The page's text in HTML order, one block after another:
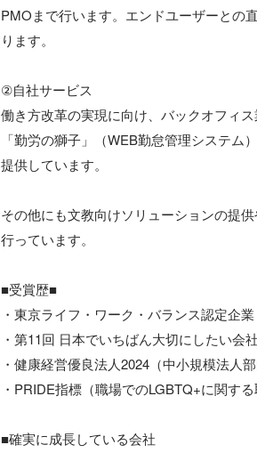
PMOまで行います。エンドユーザーとの
ります。
②自社サービス
働き方改革の実現に向け、バックオフィ
「勤労の獅子」（WEB勤怠管理システ
提供しています。
その他にも文教向けソリューションの提
行っています。
■受賞歴■
・東京ライフ・ワーク・バランス認定企業
・第11回 日本でいちばん大切にしたい会
・健康経営優良法人2024（中小規模法人
・PRIDE指標（職場でのLGBTQ+に関す
■確実に成長している会社